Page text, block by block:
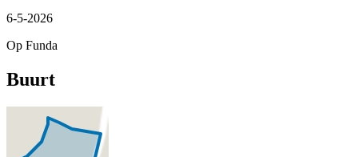
6-5-2026
Op Funda
Buurt